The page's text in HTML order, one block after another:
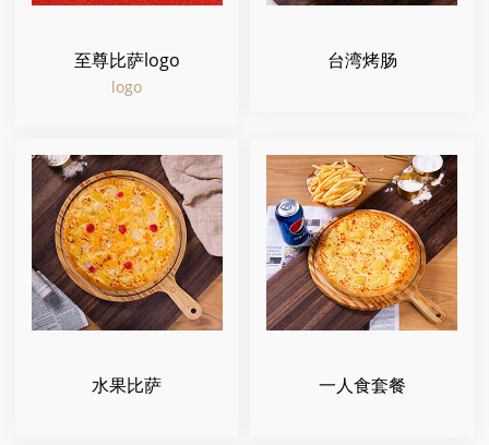
至尊比萨logo
logo
台湾烤肠
水果比萨 一人食套餐